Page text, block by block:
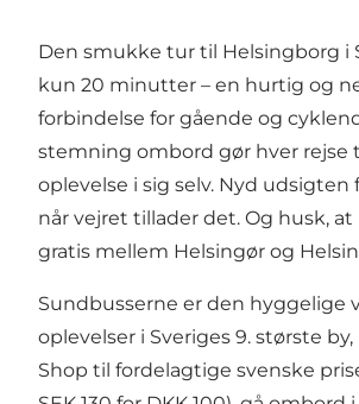
Den smukke tur til Helsingborg i
kun 20 minutter – en hurtig og
forbindelse for gående og
stemning ombord gør hver rejse
oplevelse i sig selv. Nyd
når vejret tillader det. Og husk, at
gratis mellem Helsingør og
Sundbusserne er den hyggelige
oplevelser i Sveriges 9. største
Shop til fordelagtige svenske